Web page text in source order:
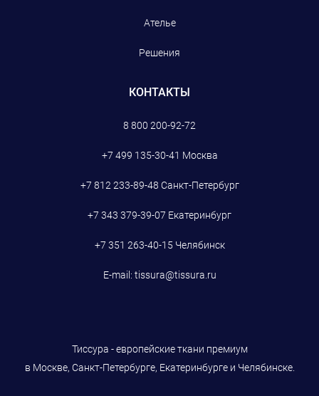
Ателье
Решения
КОНТАКТЫ
8 800 200-92-72
+7 499 135-30-41 Москва
+7 812 233-89-48 Санкт-Петербург
+7 343 379-39-07 Екатеринбург
+7 351 263-40-15 Челябинск
E-mail: tissura@tissura.ru
Тиссура - европейские ткани премиум
в Москве, Санкт-Петербурге, Екатеринбурге и Челябинске.